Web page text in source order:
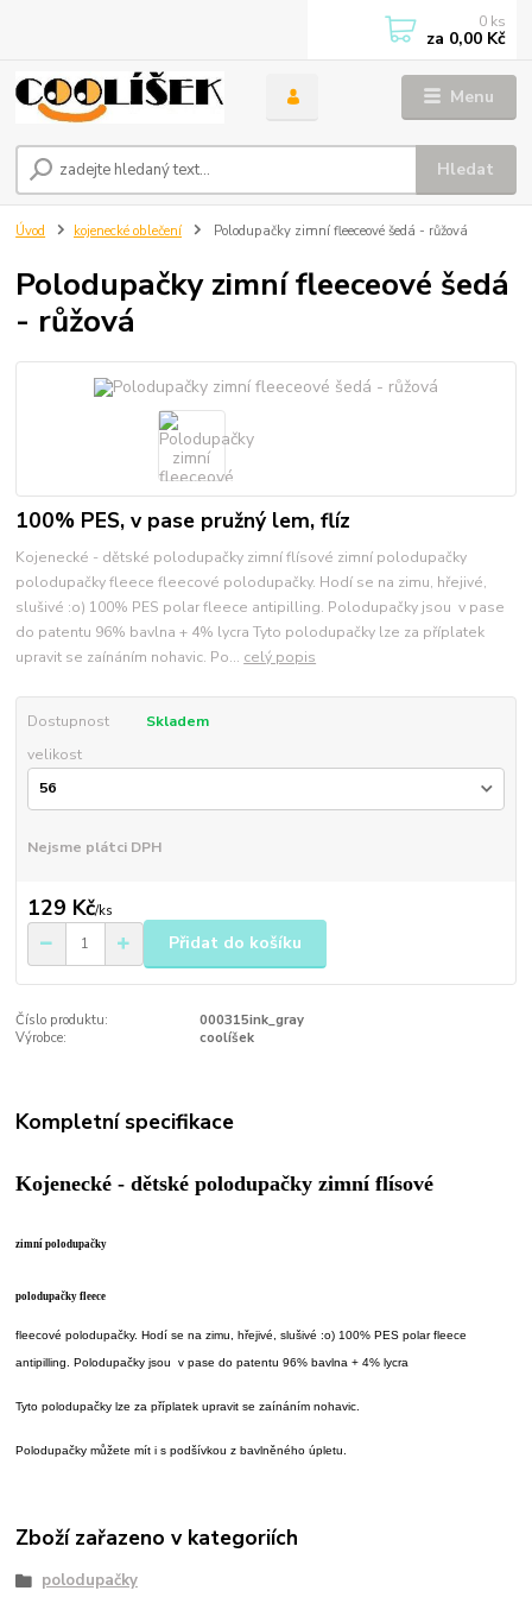
Menu
Hledat
0 ks
za 0,00 Kč
Úvod kojenecké oblečení Polodupačky zimní fleeceové šedá - růžová
Polodupačky zimní fleeceové šedá
- růžová
100% PES, v pase pružný lem, flíz
Kojenecké - dětské polodupačky zimní flísové zimní polodupačky
polodupačky fleece fleecové polodupačky. Hodí se na zimu, hřejivé,
slušivé :o) 100% PES polar fleece antipilling. Polodupačky jsou v pase
do patentu 96% bavlna + 4% lycra Tyto polodupačky lze za příplatek
upravit se zaínáním nohavic. Po... celý popis
Dostupnost
Skladem
velikost
Nejsme plátci DPH
129 Kč/ks
Přidat do košíku
Číslo produktu:
000315ink_gray
Výrobce:
coolíšek
Kompletní specifikace
Kojenecké - dětské polodupačky zimní flísové
zimní polodupačky
polodupačky fleece
fleecové polodupačky. Hodí se na zimu, hřejivé, slušivé :o) 100% PES polar fleece
antipilling. Polodupačky jsou v pase do patentu 96% bavlna + 4% lycra
Tyto polodupačky lze za příplatek upravit se zaínáním nohavic.
Polodupačky můžete mít i s podšívkou z bavlněného úpletu.
Zboží zařazeno v kategoriích
polodupačky